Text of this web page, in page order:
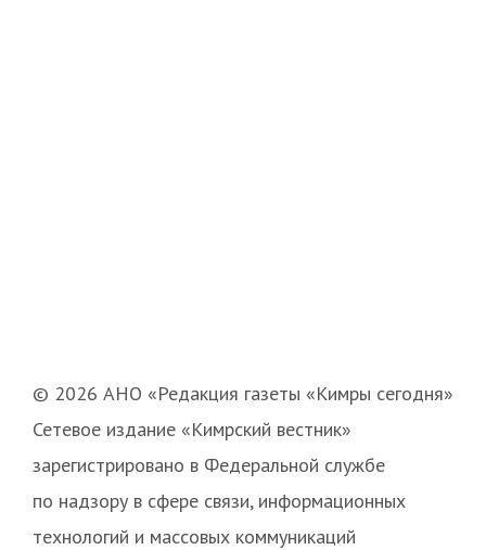
© 2026 АНО «Редакция газеты «Кимры сегодня»
Сетевое издание «Кимрский вестник»
зарегистрировано в Федеральной службе
по надзору в сфере связи, информационных
технологий и массовых коммуникаций